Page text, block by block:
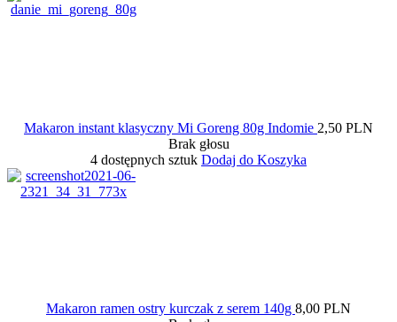
Makaron instant klasyczny Mi Goreng 80g Indomie 2,50 PLN
Brak głosu
4 dostępnych sztuk Dodaj do Koszyka
Makaron ramen ostry kurczak z serem 140g 8,00 PLN